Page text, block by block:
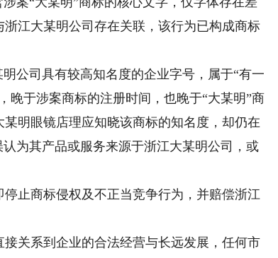
江大某明公司存在关联，该行为已构成商标
司具有较高知名度的企业字号，属于“有一
晚于涉案商标的注册时间，也晚于“大某明”商
明眼镜店理应知晓该商标的知名度，却仍在
为其产品或服务来源于浙江大某明公司，或
止商标侵权及不正当竞争行为，并赔偿浙江
关系到企业的合法经营与长远发展，任何市